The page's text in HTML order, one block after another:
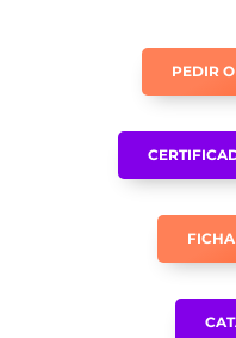
CARRETEL
PEDIR